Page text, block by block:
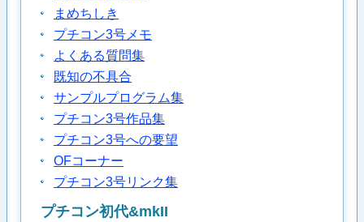
まめちしき
プチコン3号メモ
よくある質問集
既知の不具合
サンプルプログラム集
プチコン3号作品集
プチコン3号への要望
OFコーナー
プチコン3号リンク集
プチコン初代&mkII